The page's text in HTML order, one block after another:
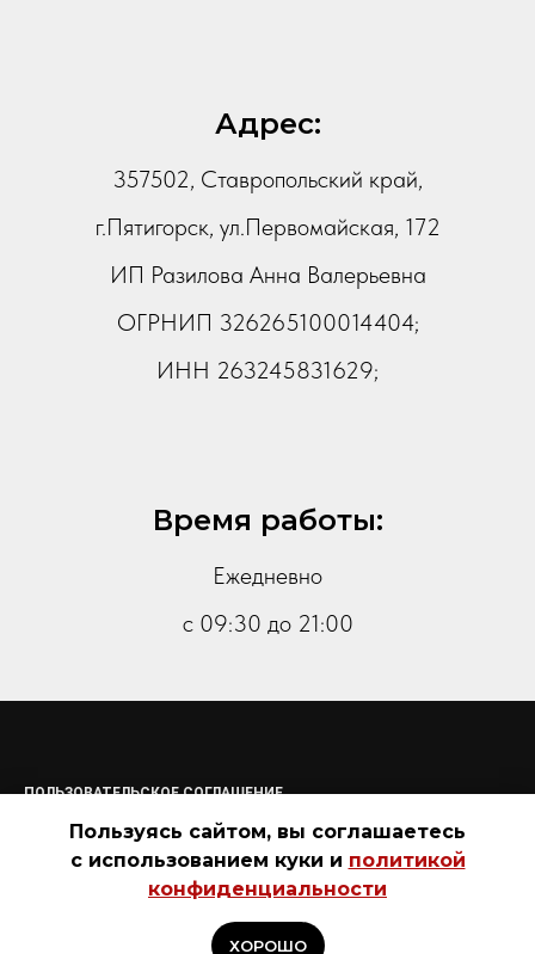
Адрес:
357502, Ставропольский край,
г.Пятигорск, ул.Первомайская, 172
ИП Разилова Анна Валерьевна
ОГРНИП 326265100014404;
ИНН 263245831629;
Время работы:
Ежедневно
с 09:30 до 21:00
ПОЛЬЗОВАТЕЛЬСКОЕ СОГЛАШЕНИЕ
ПОЛИТИКА КОНФИДЕНЦИАЛЬНОСТИ
ОФЕРТА
ГАРАНТИИ И ПРАВИЛА ВОЗВРАТА
Пользуясь сайтом, вы соглашаетесь
с использованием куки и политикой
конфиденциальности
ХОРОШО